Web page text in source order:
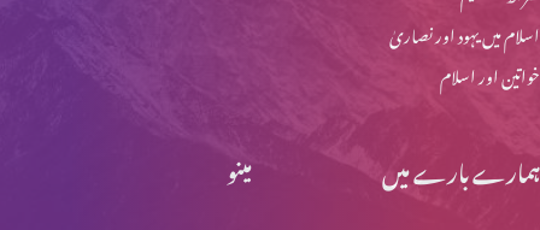
اسلام میں یہود اور نصاریٰ
خواتین اور اسلام
مینو ہمارے بارے میں